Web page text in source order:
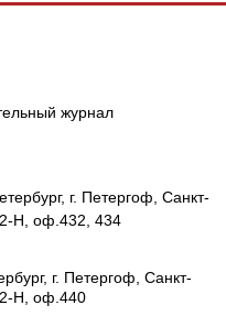
журнал
г. Петергоф, Санкт-
2-Н, оф.432, 434
г. Петергоф, Санкт-
2-Н, оф.440